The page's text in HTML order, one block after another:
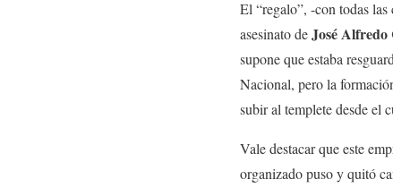
El “regalo”, -con todas
asesinato deJosé
supone que estaba
Nacional, pero la
subir al templete desde el
Vale destacar que este
organizado puso y quitó